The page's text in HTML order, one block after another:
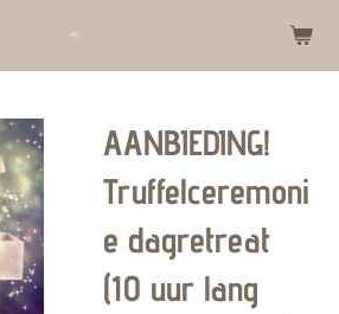
AANBIEDING!
Truffelceremoni
e dagretreat
(10 uur lang